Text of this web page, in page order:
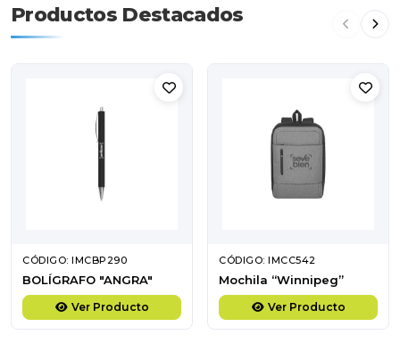
Productos Destacados
CÓDIGO: IMCBP290
BOLÍGRAFO "ANGRA"
Ver Producto
CÓDIGO: IMCC542
Mochila “Winnipeg”
Ver Producto